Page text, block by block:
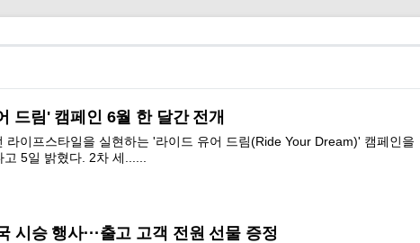
드림' 캠페인 6월 한 달간 전개
라이프스타일을 실현하는 '라이드 유어 드림(Ride Your Dream)' 캠페인을
5일 밝혔다. 2차 세......
시승 행사···출고 고객 전원 선물 증정